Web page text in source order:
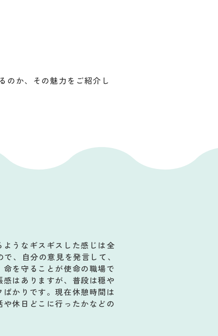
のか、その魅力をご紹介し
うなギスギスした感じは全
、自分の意見を発言して、
を守ることが使命の職場で
はありますが、普段は穏や
かりです。現在休憩時間は
休日どこに行ったかなどの